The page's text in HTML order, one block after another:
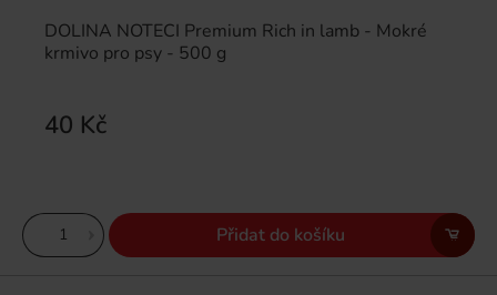
DOLINA NOTECI Premium Rich in lamb - Mokré
krmivo pro psy - 500 g
40 Kč
Přidat do košíku